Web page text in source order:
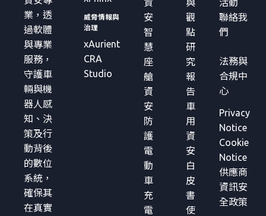
業，透
過軟體
與專業
服務，
守護車
輛與機
器人感
知、決
策及行
動背後
的數位
系統，
確保其
在真實
威脅情報與
治理
xAurient
CRA
Studio
資
安
智
慧
座
艙
資
安
防
護
電
動
車
充
電
與
觀
點
研
究
報
告
車
用
資
安
白
皮
書
使
活動
聯絡我
們
法務與
合規中
心
Privacy
Notice
Cookie
Notice
供應商
資訊安
全政策